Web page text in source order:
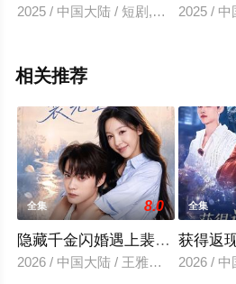
2025 / 中国大陆 / 短剧,年代穿越
2025 /
相关推荐
全集 8.0
隐藏千金闪婚遇上裴先生
2026 / 中国大陆 / 王雅清＆朱城玮
全集
获得返
2026 /